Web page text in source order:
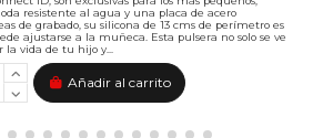
resistente al agua y una placa de acero
de grabado, su silicona de 13 cms de perímetro es
ajustarse a la muñeca. Esta pulsera no solo se ve
vida de tu hijo y...
Añadir al carrito